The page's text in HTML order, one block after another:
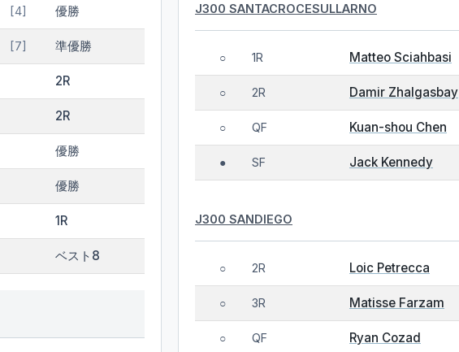
[4] 優勝
[7] 準優勝
2R
2R
優勝
優勝
1R
ベスト8
J300 SANTACROCESULLARNO
○ 1R Matteo Sciahbasi
○ 2R Damir Zhalgasbay
○ QF Kuan-shou Chen
● SF Jack Kennedy
J300 SANDIEGO
○ 2R Loic Petrecca
○ 3R Matisse Farzam
○ QF Ryan Cozad